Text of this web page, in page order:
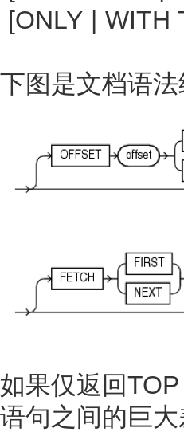
[ONLY | WITH
下图是文档语法
如果仅返回
语句之间的巨大